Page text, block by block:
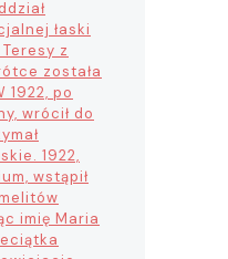
łaski
z
została
1922, po
wrócił do
1922,
wstąpił
imię Maria